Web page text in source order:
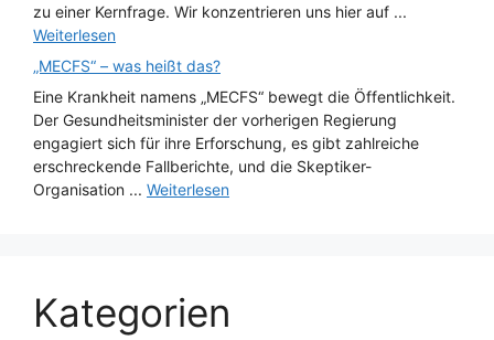
zu einer Kernfrage. Wir konzentrieren uns hier auf ...
Weiterlesen
„MECFS“ – was heißt das?
Eine Krankheit namens „MECFS“ bewegt die Öffentlichkeit.
Der Gesundheitsminister der vorherigen Regierung
engagiert sich für ihre Erforschung, es gibt zahlreiche
erschreckende Fallberichte, und die Skeptiker-
Organisation ... Weiterlesen
Kategorien